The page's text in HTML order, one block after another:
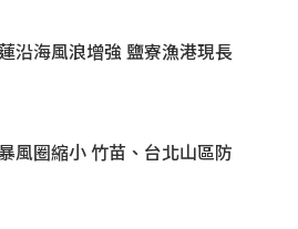
沿海風浪增強 鹽寮漁港現長
風圈縮小 竹苗、台北山區防